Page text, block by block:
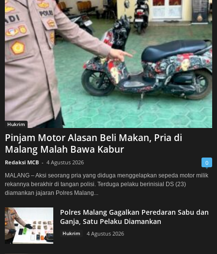
Hukrim
Pinjam Motor Alasan Beli Makan, Pria di
Malang Malah Bawa Kabur
Redaksi MCB - 4 Agustus 2026 0
MALANG – Aksi seorang pria yang diduga menggelapkan sepeda motor milik
rekannya berakhir di tangan polisi. Terduga pelaku berinisial DS (23)
diamankan jajaran Polres Malang...
Polres Malang Gagalkan Peredaran Sabu dan
Ganja, Satu Pelaku Diamankan
Hukrim 4 Agustus 2026